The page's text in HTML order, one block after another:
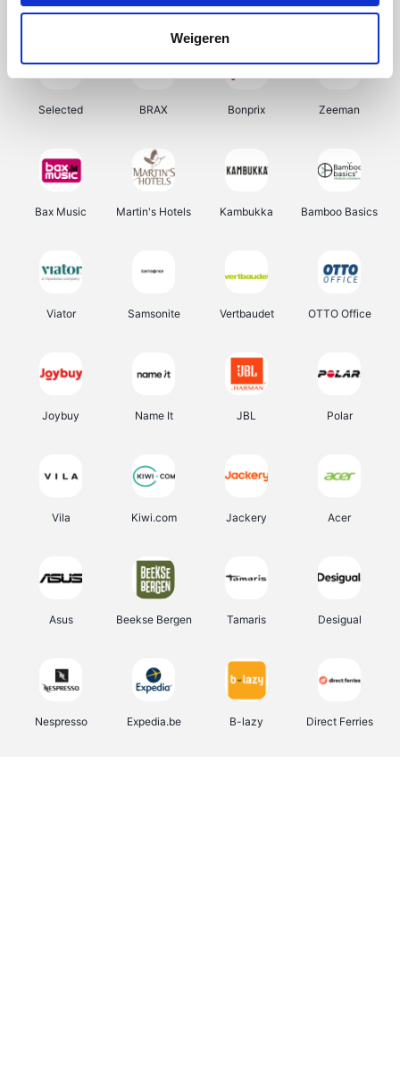
Weigeren
Samsung My Jewellery Delonghi Tennis Point
Selected BRAX Bonprix Zeeman
Bax Music Martin's Hotels Kambukka Bamboo Basics
Viator Samsonite Vertbaudet OTTO Office
Joybuy Name It JBL Polar
Vila Kiwi.com Jackery Acer
Asus Beekse Bergen Tamaris Desigual
Nespresso Expedia.be B-lazy Direct Ferries